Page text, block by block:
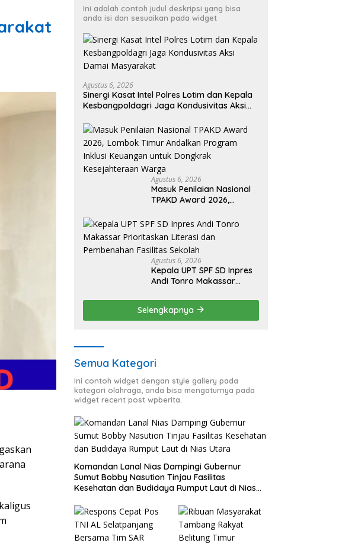
Ini adalah contoh judul deskripsi yang bisa
anda isi dan sesuaikan pada widget
Agustus 6, 2026
Sinergi Kasat Intel Polres Lotim dan Kepala
Kesbangpoldagri Jaga Kondusivitas Aksi
Agustus 6, 2026
Masuk Penilaian Nasional
TPAKD Award 2026,
Program Inklusi Keuangan
untuk Dongkrak
Kesejahteraan Warga
Agustus 6, 2026
Kepala UPT SPF SD Inpres
Andi Tonro Makassar
Pembenahan Fasilitas
Sekolah
Selengkapnya
Semua Kategori
Ini contoh widget dengan style gallery pada
kategori olahraga, anda bisa mengaturnya pada
widget recent post wpberita.
Komandan Lanal Nias Dampingi Gubernur
Sumut Bobby Nasution Tinjau Fasilitas
Kesehatan dan Budidaya Rumput Laut di Nias